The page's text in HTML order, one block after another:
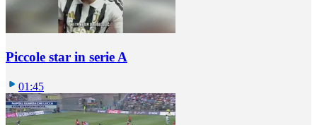
Piccole star in serie A
01:45